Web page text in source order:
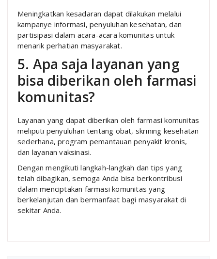
Meningkatkan kesadaran dapat dilakukan melalui
kampanye informasi, penyuluhan kesehatan, dan
partisipasi dalam acara-acara komunitas untuk
menarik perhatian masyarakat.
5. Apa saja layanan yang
bisa diberikan oleh farmasi
komunitas?
Layanan yang dapat diberikan oleh farmasi komunitas
meliputi penyuluhan tentang obat, skrining kesehatan
sederhana, program pemantauan penyakit kronis,
dan layanan vaksinasi.
Dengan mengikuti langkah-langkah dan tips yang
telah dibagikan, semoga Anda bisa berkontribusi
dalam menciptakan farmasi komunitas yang
berkelanjutan dan bermanfaat bagi masyarakat di
sekitar Anda.